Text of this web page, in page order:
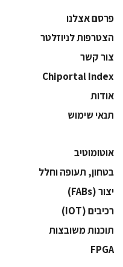
פרסם אצלנו
הצטרפות לניוזלטר
צור קשר
Chiportal Index
אודות
תנאי שימוש
אוטומוטיב
בטחון, תעופה וחלל
‫יצור (‪(FABs‬‬
‫רכיבים‬ (IOT)
‫תוכנות משובצות‬
‫‪FPGA‬‬